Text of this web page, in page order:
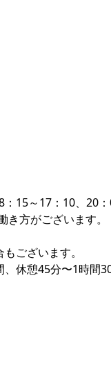
15～17：10、20
方がございます。
ございます。
休憩45分〜1時間